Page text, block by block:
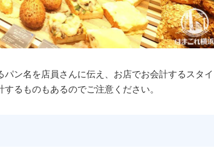
ン名を店員さんに伝え、お店でお会計するスタイ
るものもあるのでご注意ください。